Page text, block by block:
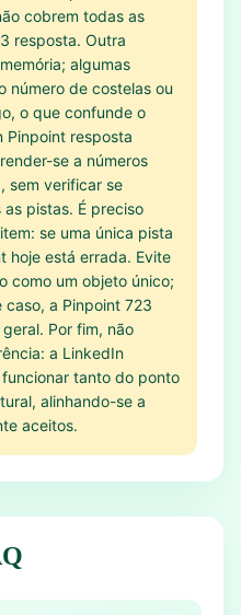
cobrem todas as
resposta. Outra
algumas
número de costelas ou
o que confunde o
Pinpoint resposta
se a números
sem verificar se
pistas. É preciso
se uma única pista
hoje está errada. Evite
como um objeto único;
caso, a Pinpoint 723
Por fim, não
a LinkedIn
tanto do ponto
alinhando-se a
aceitos.